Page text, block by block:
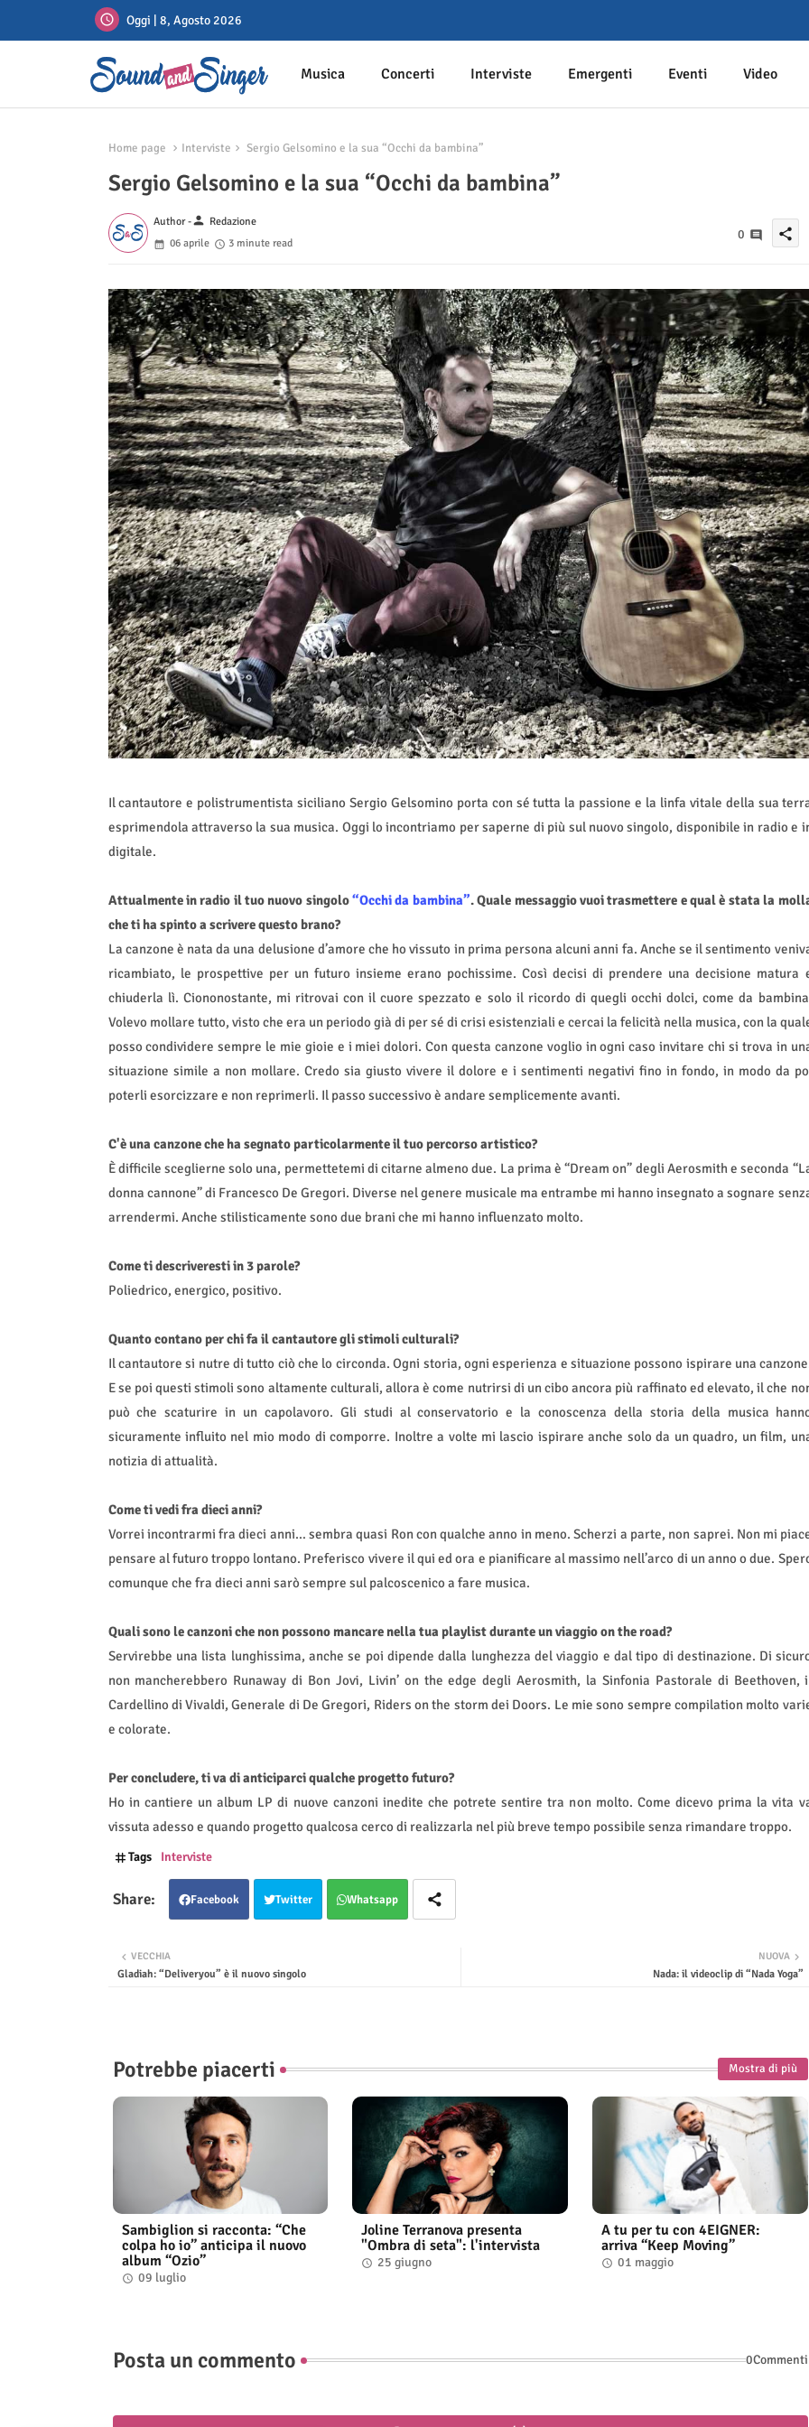
Oggi | 8, Agosto 2026
Musica Concerti Interviste Emergenti Eventi Video
Home page Interviste Sergio Gelsomino e la sua “Occhi da bambina”
Sergio Gelsomino e la sua “Occhi da bambina”
Author -person Redazione
06 aprile
3 minute read
0 share
Il cantautore e polistrumentista siciliano Sergio Gelsomino porta con sé tutta la passione e la linfa vitale della sua
esprimendola attraverso la sua musica. Oggi lo incontriamo per saperne di più sul nuovo singolo, disponibile in radio e
digitale.
Attualmente in radio il tuo nuovo singolo“Occhi da bambina”.Quale messaggio vuoi trasmettere e qual è stata la
che ti ha spinto a scrivere questo brano?
La canzone è nata da una delusione d’amore che ho vissuto in prima persona alcuni anni fa. Anche se il sentimento
ricambiato, le prospettive per un futuro insieme erano pochissime. Così decisi di prendere una decisione matura
chiuderla lì. Ciononostante, mi ritrovai con il cuore spezzato e solo il ricordo di quegli occhi dolci, come da
Volevo mollare tutto, visto che era un periodo già di per sé di crisi esistenziali e cercai la felicità nella musica, con la
posso condividere sempre le mie gioie e i miei dolori. Con questa canzone voglio in ogni caso invitare chi si trova in
situazione simile a non mollare. Credo sia giusto vivere il dolore e i sentimenti negativi fino in fondo, in modo da
poterli esorcizzare e non reprimerli. Il passo successivo è andare semplicemente avanti.
C'è una canzone che ha segnato particolarmente il tuo percorso artistico?
È difficile sceglierne solo una, permettetemi di citarne almeno due. La prima è “Dream on” degli Aerosmith e seconda
donna cannone” di Francesco De Gregori. Diverse nel genere musicale ma entrambe mi hanno insegnato a sognare
arrendermi. Anche stilisticamente sono due brani che mi hanno influenzato molto.
Come ti descriveresti in 3 parole?
Poliedrico, energico, positivo.
Quanto contano per chi fa il cantautore gli stimoli culturali?
Il cantautore si nutre di tutto ciò che lo circonda. Ogni storia, ogni esperienza e situazione possono ispirare una
E se poi questi stimoli sono altamente culturali, allora è come nutrirsi di un cibo ancora più raffinato ed elevato, il che
può che scaturire in un capolavoro. Gli studi al conservatorio e la conoscenza della storia della musica
sicuramente influito nel mio modo di comporre. Inoltre a volte mi lascio ispirare anche solo da un quadro, un film,
notizia di attualità.
Come ti vedi fra dieci anni?
Vorrei incontrarmi fra dieci anni… sembra quasi Ron con qualche anno in meno. Scherzi a parte, non saprei. Non mi
pensare al futuro troppo lontano. Preferisco vivere il qui ed ora e pianificare al massimo nell’arco di un anno o due.
comunque che fra dieci anni sarò sempre sul palcoscenico a fare musica.
Quali sono le canzoni che non possono mancare nella tua playlist durante un viaggio on the road?
Servirebbe una lista lunghissima, anche se poi dipende dalla lunghezza del viaggio e dal tipo di destinazione. Di
non mancherebbero Runaway di Bon Jovi, Livin’ on the edge degli Aerosmith, la Sinfonia Pastorale di Beethoven,
Cardellino di Vivaldi, Generale di De Gregori, Riders on the storm dei Doors. Le mie sono sempre compilation molto
e colorate.
Per concludere, ti va di anticiparci qualche progetto futuro?
Ho in cantiere un album LP di nuove canzoni inedite che potrete sentire tra non molto. Come dicevo prima la vita
vissuta adesso e quando progetto qualcosa cerco di realizzarla nel più breve tempo possibile senza rimandare troppo.
Tags Interviste
Facebook Twitter Whatsapp
NUOVA
Nada: il videoclip di “Nada Yoga”
VECCHIA
Gladiah: “Deliveryou” è il nuovo singolo
Potrebbe piacerti Mostra di più
Sambiglion si racconta: “Che
colpa ho io” anticipa il nuovo
album “Ozio”
09 luglio
Joline Terranova presenta
"Ombra di seta": l'intervista
25 giugno
A tu per tu con 4EIGNER:
arriva “Keep Moving”
01 maggio
Posta un commento 0Commenti